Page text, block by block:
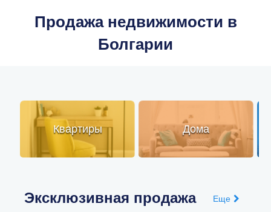
Продажа недвижимости в
Болгарии
Квартиры Дома
Еще
Эксклюзивная продажа